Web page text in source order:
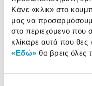
Κάνε «κλικ» στο
μας να
στο περιεχόμενο που
κλίκαρε αυτά που θες
«Εδώ» θα βρεις όλες
Αναλυτική
παρουσίαση
Αναλυτική παρουσίαση
Προδιαγραφές
προϊόντος
Χαρακτηριστικά
Αξιολογήσεις